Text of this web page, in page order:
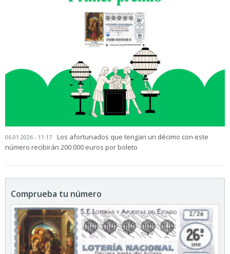
06.01.2026 - 11:17
Los afortunados que tengan un décimo con este
número recibirán 200.000 euros por boleto
Comprueba tu número